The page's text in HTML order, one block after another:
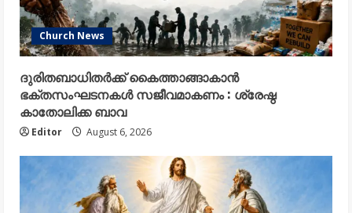
Church News
ദുരിതബാധിതർക്ക് കൈത്താങ്ങാകാൻ
ഭക്തസംഘടനകൾ സജീവമാകണം : ശ്രേഷ്ഠ
കാതോലിക്ക ബാവ
Editor August 6, 2026